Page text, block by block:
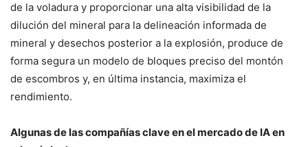
de la voladura y proporcionar una alta visibilidad de la
dilución del mineral para la delineación informada de
mineral y desechos posterior a la explosión, produce de
forma segura un modelo de bloques preciso del montón
de escombros y, en última instancia, maximiza el
rendimiento.
Algunas de las compañías clave en el mercado de IA en